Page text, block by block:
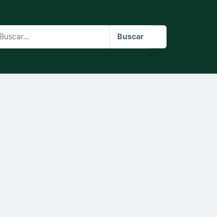
Buscar